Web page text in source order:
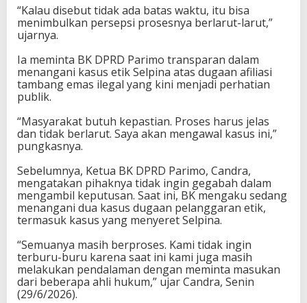
“Kalau disebut tidak ada batas waktu, itu bisa
menimbulkan persepsi prosesnya berlarut-larut,”
ujarnya.
Ia meminta BK DPRD Parimo transparan dalam
menangani kasus etik Selpina atas dugaan afiliasi
tambang emas ilegal yang kini menjadi perhatian
publik.
“Masyarakat butuh kepastian. Proses harus jelas
dan tidak berlarut. Saya akan mengawal kasus ini,”
pungkasnya.
Sebelumnya, Ketua BK DPRD Parimo, Candra,
mengatakan pihaknya tidak ingin gegabah dalam
mengambil keputusan. Saat ini, BK mengaku sedang
menangani dua kasus dugaan pelanggaran etik,
termasuk kasus yang menyeret Selpina.
“Semuanya masih berproses. Kami tidak ingin
terburu-buru karena saat ini kami juga masih
melakukan pendalaman dengan meminta masukan
dari beberapa ahli hukum,” ujar Candra, Senin
(29/6/2026).